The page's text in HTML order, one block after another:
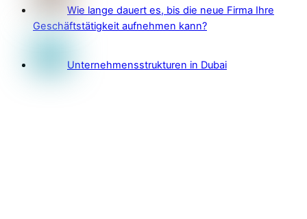
Wie lange dauert es, bis die neue Firma Ihre
Geschäftstätigkeit aufnehmen kann?
Unternehmensstrukturen in Dubai